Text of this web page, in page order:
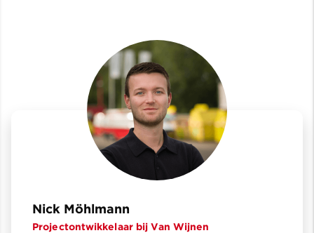
Nick Möhlmann
Projectontwikkelaar bij Van Wijnen